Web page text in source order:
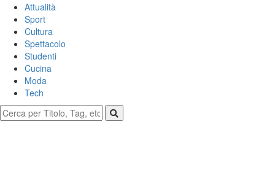
Attualità
Sport
Cultura
Spettacolo
Studenti
Cucina
Moda
Tech